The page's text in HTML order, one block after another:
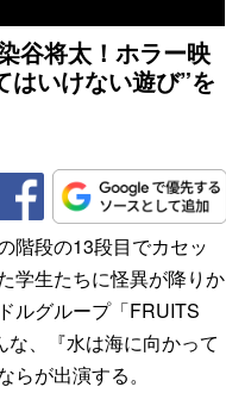
谷将太！ホラー映
はいけない遊び”を
階段の13段目でカセッ
学生たちに怪異が降りか
ルグループ「FRUITS
、『水は海に向かって
が出演する。